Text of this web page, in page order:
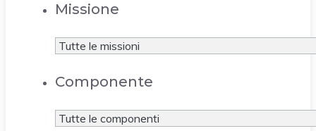
Missione
Componente